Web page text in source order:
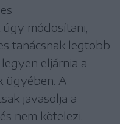
módosítani,
tanácsnak legtöbb
eljárnia a
ügyében. A
javasolja a
nem kötelezi,